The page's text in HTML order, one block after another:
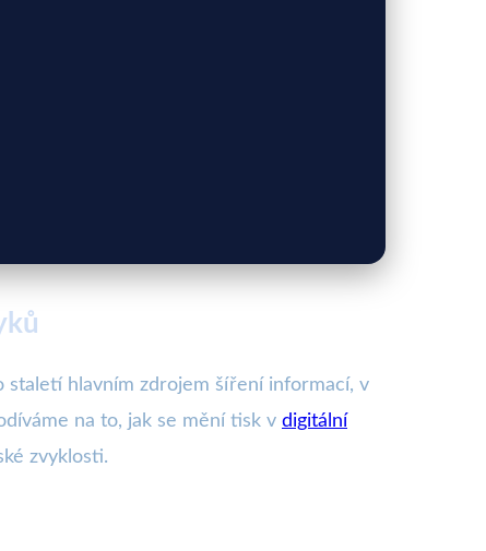
staletí hlavním zdrojem šíření informací, v
na to, jak se mění tisk v digitální
zvyklosti.